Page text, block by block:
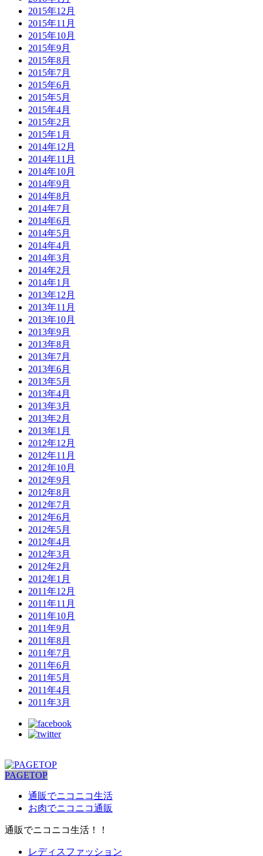
2015年12月
2015年11月
2015年10月
2015年9月
2015年8月
2015年7月
2015年6月
2015年5月
2015年4月
2015年2月
2015年1月
2014年12月
2014年11月
2014年10月
2014年9月
2014年8月
2014年7月
2014年6月
2014年5月
2014年4月
2014年3月
2014年2月
2014年1月
2013年12月
2013年11月
2013年10月
2013年9月
2013年8月
2013年7月
2013年6月
2013年5月
2013年4月
2013年3月
2013年2月
2013年1月
2012年12月
2012年11月
2012年10月
2012年9月
2012年8月
2012年7月
2012年6月
2012年5月
2012年4月
2012年3月
2012年2月
2012年1月
2011年12月
2011年11月
2011年10月
2011年9月
2011年8月
2011年7月
2011年6月
2011年5月
2011年4月
2011年3月
PAGETOP
通販でニコニコ生活
お肉でニコニコ通販
通販でニコニコ生活！！
レディスファッション